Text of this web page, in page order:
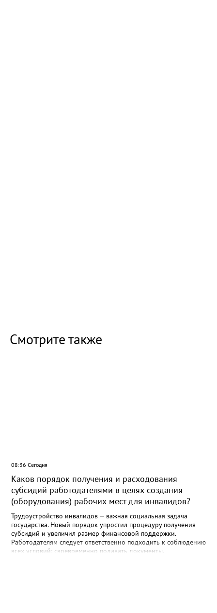
Смотрите также
08:36 Сегодня
Каков порядок получения и расходования
субсидий работодателями в целях создания
(оборудования) рабочих мест для инвалидов?
Трудоустройство инвалидов — важная социальная задача
государства. Новый порядок упростил процедуру получения
субсидий и увеличил размер финансовой поддержки.
Работодателям следует ответственно подходить к соблюдению
всех условий: своевременно подавать документы,